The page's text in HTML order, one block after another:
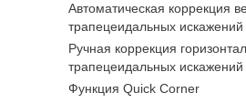
Автоматическая коррекция
трапецеидальных искажений
Ручная коррекция
трапецеидальных искажений
Функция Quick Corner